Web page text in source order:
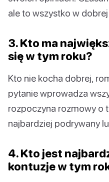
ale to wszystko w
3. Kto ma
się w tym roku?
Kto nie kocha dobrej,
pytanie wprowadza
rozpoczyna rozmowy o
najbardziej podrywany
4. Kto jest
kontuzje w tym